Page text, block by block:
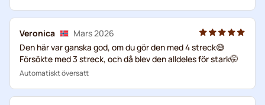
Veronica
Mars 2026
Den här var ganska god, om du gör den med 4 streck😅
Försökte med 3 streck, och då blev den alldeles för stark🤭
Automatiskt översatt